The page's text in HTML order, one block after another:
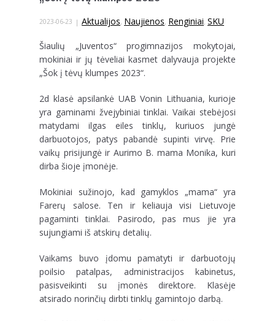
2023-06-23 Aktualijos, Naujienos, Renginiai, SKU
Šiaulių „Juventos“ progimnazijos mokytojai,
mokiniai ir jų tėveliai kasmet dalyvauja projekte
„Šok į tėvų klumpes 2023“.
2d klasė apsilankė UAB Vonin Lithuania, kurioje
yra gaminami žvejybiniai tinklai. Vaikai stebėjosi
matydami ilgas eiles tinklų, kuriuos jungė
darbuotojos, patys pabandė supinti virvę. Prie
vaikų prisijungė ir Aurimo B. mama Monika, kuri
dirba šioje įmonėje.
Mokiniai sužinojo, kad gamyklos „mama“ yra
Farerų salose. Ten ir keliauja visi Lietuvoje
pagaminti tinklai. Pasirodo, pas mus jie yra
sujungiami iš atskirų detalių.
Vaikams buvo įdomu pamatyti ir darbuotojų
poilsio patalpas, administracijos kabinetus,
pasisveikinti su įmonės direktore. Klasėje
atsirado norinčių dirbti tinklų gamintojo darbą.